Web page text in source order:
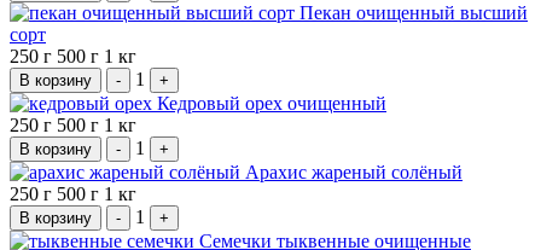
Пекан очищенный высший
сорт
250 г 500 г 1 кг
В корзину - 1 +
Кедровый орех очищенный
250 г 500 г 1 кг
В корзину - 1 +
Арахис жареный солёный
250 г 500 г 1 кг
В корзину - 1 +
Семечки тыквенные очищенные